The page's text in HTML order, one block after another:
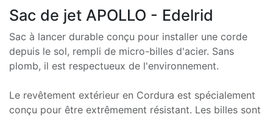
Sac de jet APOLLO - Edelrid
Sac à lancer durable conçu pour installer une corde
depuis le sol, rempli de micro-billes d'acier. Sans
plomb, il est respectueux de l'environnement.
Le revêtement extérieur en Cordura est spécialement
conçu pour être extrêmement résistant. Les billes sont